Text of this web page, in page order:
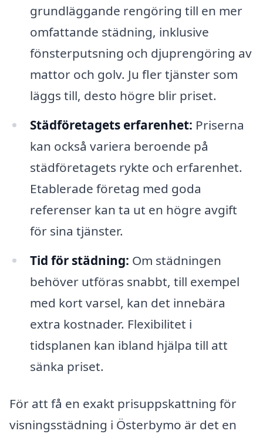
grundläggande rengöring till en mer
omfattande städning, inklusive
fönsterputsning och djuprengöring av
mattor och golv. Ju fler tjänster som
läggs till, desto högre blir priset.
Städföretagets erfarenhet: Priserna
kan också variera beroende på
städföretagets rykte och erfarenhet.
Etablerade företag med goda
referenser kan ta ut en högre avgift
för sina tjänster.
Tid för städning: Om städningen
behöver utföras snabbt, till exempel
med kort varsel, kan det innebära
extra kostnader. Flexibilitet i
tidsplanen kan ibland hjälpa till att
sänka priset.
För att få en exakt prisuppskattning för
visningsstädning i Österbymo är det en